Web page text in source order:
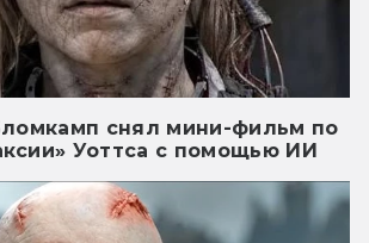
снял мини-фильм по
Уоттса с помощью ИИ